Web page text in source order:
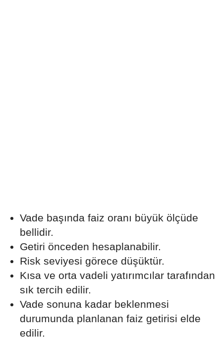
Vade başında faiz oranı büyük ölçüde
bellidir.
Getiri önceden hesaplanabilir.
Risk seviyesi görece düşüktür.
Kısa ve orta vadeli yatırımcılar tarafından
sık tercih edilir.
Vade sonuna kadar beklenmesi
durumunda planlanan faiz getirisi elde
edilir.